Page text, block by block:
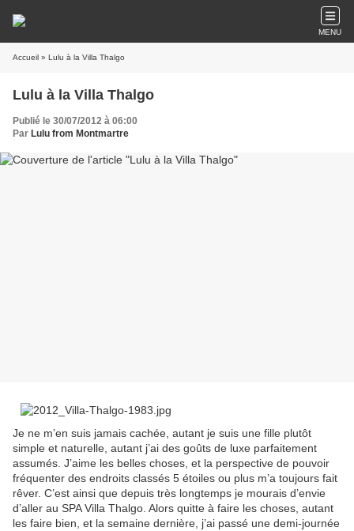
MENU
Accueil » Lulu à la Villa Thalgo
Lulu à la Villa Thalgo
Publié le 30/07/2012 à 06:00
Par Lulu from Montmartre
Je ne m’en suis jamais cachée, autant je suis une fille plutôt
simple et naturelle, autant j’ai des goûts de luxe parfaitement
assumés. J’aime les belles choses, et la perspective de pouvoir
fréquenter des endroits classés 5 étoiles ou plus m’a toujours fait
rêver. C’est ainsi que depuis très longtemps je mourais d’envie
d’aller au SPA Villa Thalgo. Alors quitte à faire les choses, autant
les faire bien, et la semaine dernière, j’ai passé une demi-journée